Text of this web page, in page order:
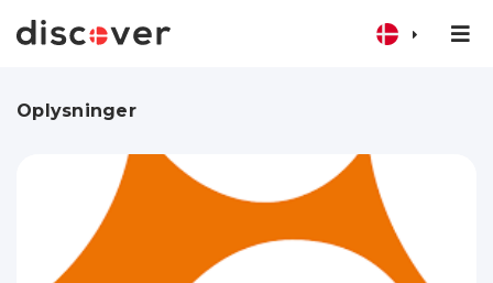
Oplysninger